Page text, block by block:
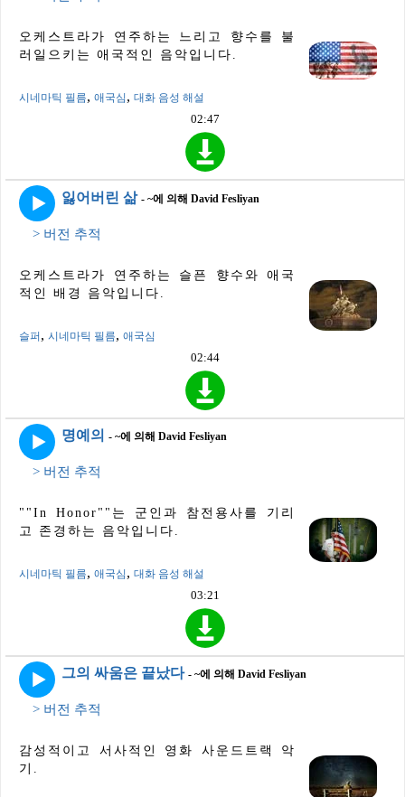
오케스트라가 연주하는 느리고 향수를 불
러일으키는 애국적인 음악입니다.
시네마틱 필름, 애국심 , 대화 음성 해설
02:47
잃어버린 삶 - ~에 의해 David Fesliyan
> 버전 추적
오케스트라가 연주하는 슬픈 향수와 애국
적인 배경 음악입니다.
슬퍼, 시네마틱 필름, 애국심
02:44
명예의 - ~에 의해 David Fesliyan
> 버전 추적
""In Honor""는 군인과 참전용사를 기리
고 존경하는 음악입니다.
시네마틱 필름, 애국심 , 대화 음성 해설
03:21
그의 싸움은 끝났다 - ~에 의해 David Fesliyan
> 버전 추적
감성적이고 서사적인 영화 사운드트랙 악
기.